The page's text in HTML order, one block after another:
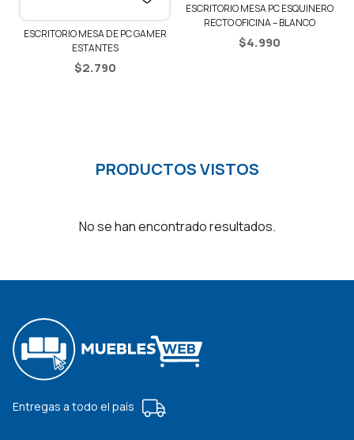
ESCRITORIO MESA DE PC GAMER
ESTANTES
$2.790
ESCRITORIO MESA PC ESQUINERO
RECTO OFICINA – BLANCO
$4.990
PRODUCTOS VISTOS
No se han encontrado resultados.
Entregas a todo el país